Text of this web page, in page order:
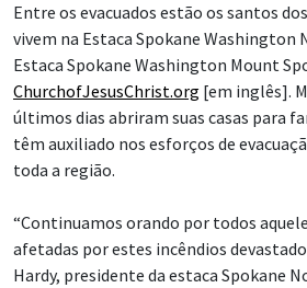
Entre os evacuados estão os santos
vivem na Estaca Spokane Washington
Estaca Spokane Washington Mount
ChurchofJesusChrist.org [em inglês].
últimos dias abriram suas casas para
têm auxiliado nos esforços de
toda a região.
“Continuamos orando por todos
afetadas por estes incêndios
Hardy, presidente da estaca Spokane